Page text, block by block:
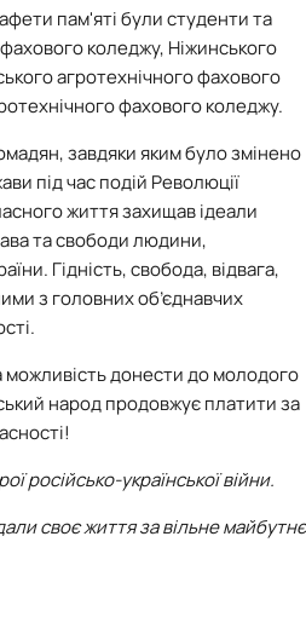
пам'яті були студенти та
коледжу, Ніжинського
агротехнічного фахового
фахового коледжу.
завдяки яким було змінено
під час подій Революції
життя захищав ідеали
та свободи людини,
Гідність, свобода, відвага,
з головних об’єднавчих
можливість донести до молодого
народ продовжує платити за
російсько-української війни.
своє життяза вільне майбутнє